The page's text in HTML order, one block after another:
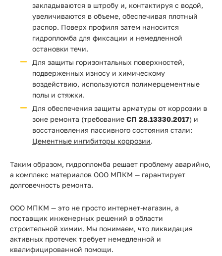
закладываются в штробу и, контактируя с водой,
увеличиваются в объеме, обеспечивая плотный
распор. Поверх профиля затем наносится
гидропломба для фиксации и немедленной
остановки течи.
Для защиты горизонтальных поверхностей,
подверженных износу и химическому
воздействию, используются полимерцементные
полы и стяжки.
Для обеспечения защиты арматуры от коррозии в
зоне ремонта (требование СП 28.13330.2017) и
восстановления пассивного состояния стали:
Цементные ингибиторы коррозии.
Таким образом, гидропломба решает проблему аварийно,
а комплекс материалов ООО МПКМ — гарантирует
долговечность ремонта.
ООО МПКМ — это не просто интернет-магазин, а
поставщик инженерных решений в области
строительной химии. Мы понимаем, что ликвидация
активных протечек требует немедленной и
квалифицированной помощи.